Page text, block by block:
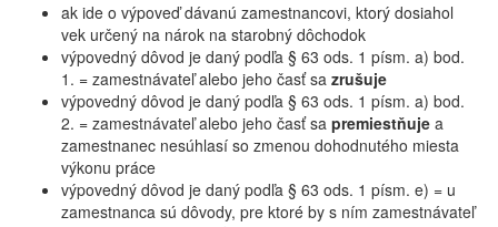
ak ide o výpoveď dávanú zamestnancovi, ktorý dosiahol
vek určený na nárok na starobný dôchodok
výpovedný dôvod je daný podľa § 63 ods. 1 písm. a) bod.
1. = zamestnávateľ alebo jeho časť sa zrušuje
výpovedný dôvod je daný podľa § 63 ods. 1 písm. a) bod.
2. = zamestnávateľ alebo jeho časť sa premiestňuje a
zamestnanec nesúhlasí so zmenou dohodnutého miesta
výkonu práce
výpovedný dôvod je daný podľa § 63 ods. 1 písm. e) = u
zamestnanca sú dôvody, pre ktoré by s ním zamestnávateľ